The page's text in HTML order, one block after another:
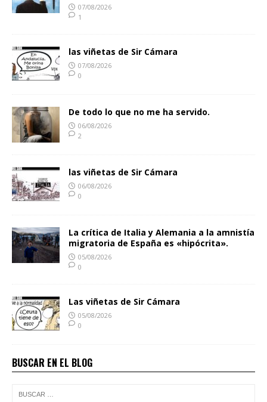
07/08/2026
1
las viñetas de Sir Cámara
07/08/2026
0
De todo lo que no me ha servido.
06/08/2026
2
las viñetas de Sir Cámara
06/08/2026
0
La crítica de Italia y Alemania a la amnistía
migratoria de España es «hipócrita».
05/08/2026
0
Las viñetas de Sir Cámara
05/08/2026
0
BUSCAR EN EL BLOG